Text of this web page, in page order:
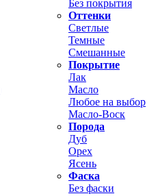
Без покрытия
Оттенки
Светлые
Темные
Смешанные
Покрытие
Лак
Масло
Любое на выбор
Масло-Воск
Порода
Дуб
Орех
Ясень
Фаска
Без фаски